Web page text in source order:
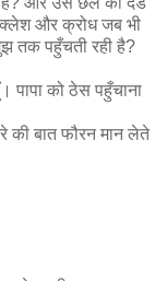
क्लेश और क्रोध जब भी
तक पहुँचती रही है?
को ठेस पहुँचाना
की बात फौरन मान लेते